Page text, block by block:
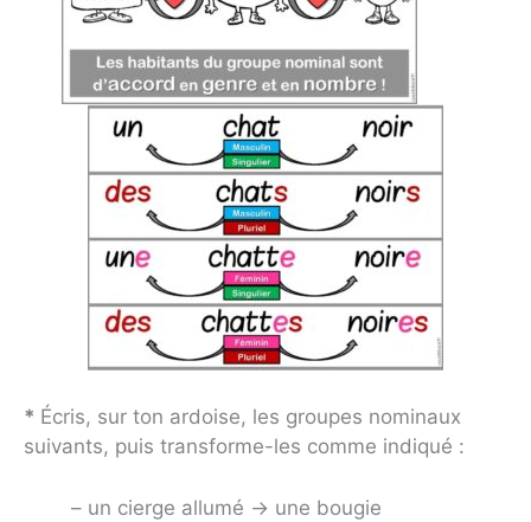
* Écris, sur ton ardoise, les groupes nominaux
suivants, puis transforme-les comme indiqué :
– un cierge allumé -> une bougie